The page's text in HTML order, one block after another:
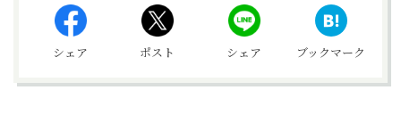
シェア ポスト シェア ブックマーク